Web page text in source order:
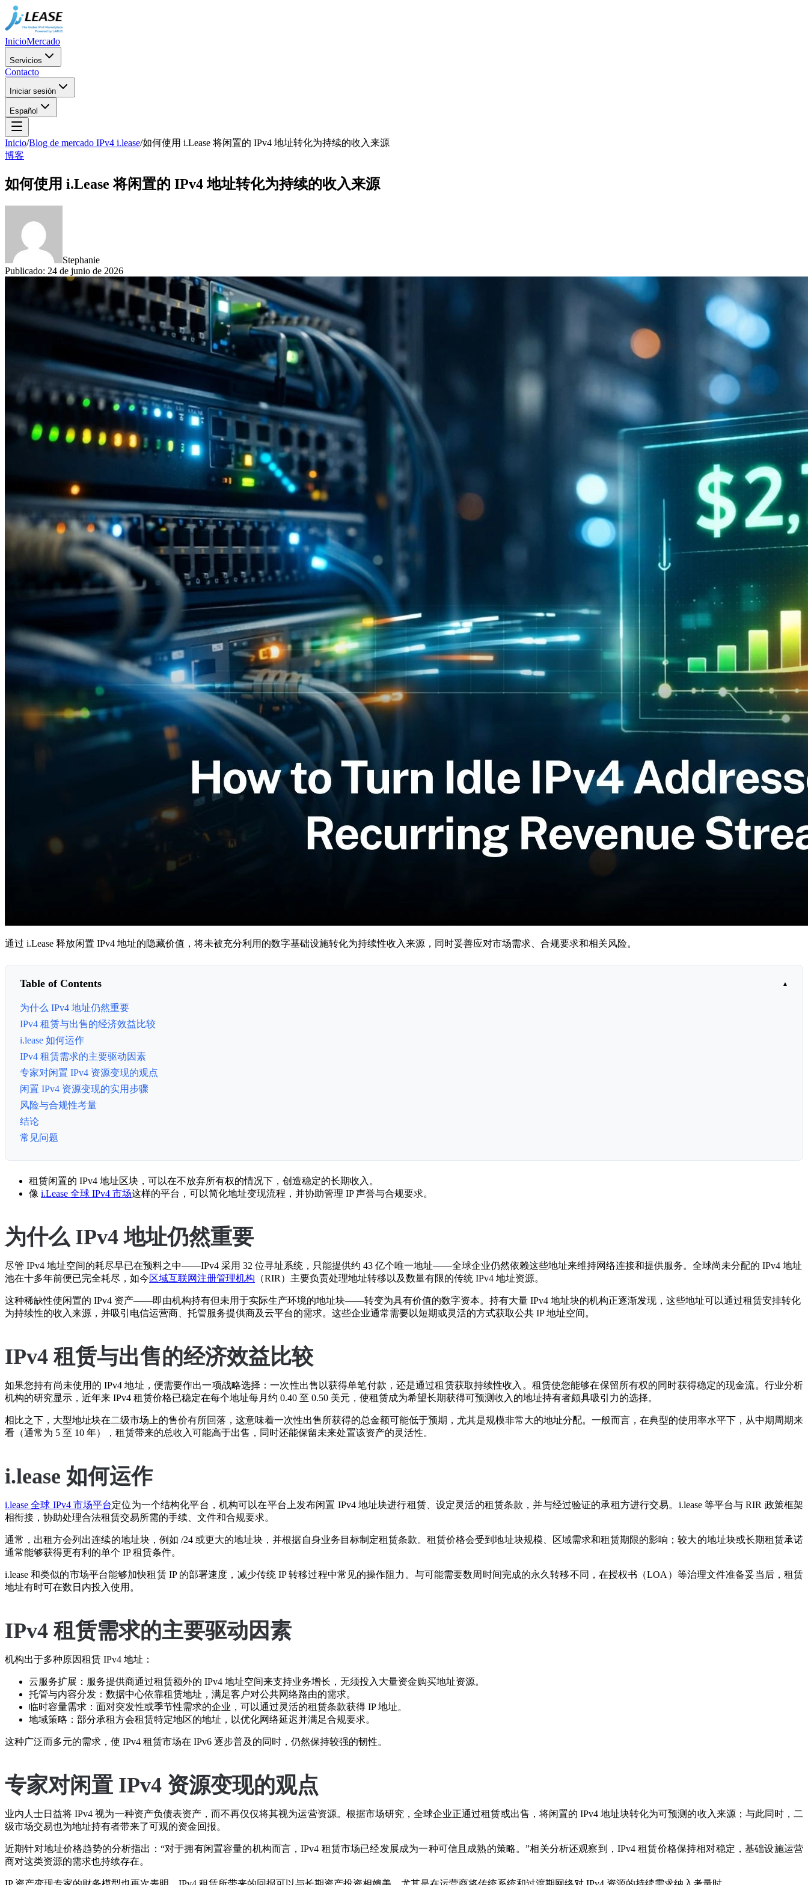
InicioMercado
Servicios
Contacto
Iniciar sesión
Español
Inicio/Blog de mercado IPv4 i.lease/如何使用 i.Lease 将闲置的 IPv4 地址转化为持续的收入来源
博客
如何使用 i.Lease 将闲置的 IPv4 地址转化为持续的收入来源
Stephanie
Publicado: 24 de junio de 2026
通过 i.Lease 释放闲置 IPv4 地址的隐藏价值，将未被充分利用的数字基础设施转化为持续性收入来源，同时妥善应对市场需求、合规要求和相关风险。
Table of Contents
为什么 IPv4 地址仍然重要
IPv4 租赁与出售的经济效益比较
i.lease 如何运作
IPv4 租赁需求的主要驱动因素
专家对闲置 IPv4 资源变现的观点
闲置 IPv4 资源变现的实用步骤
风险与合规性考量
结论
常见问题
租赁闲置的 IPv4 地址区块，可以在不放弃所有权的情况下，创造稳定的长期收入。
像 i.Lease 全球 IPv4 市场这样的平台，可以简化地址变现流程，并协助管理 IP 声誉与合规要求。
为什么 IPv4 地址仍然重要
尽管 IPv4 地址空间的耗尽早已在预料之中——IPv4 采用 32 位寻址系统，只能提供约 43 亿个唯一地址——全球企业仍然依赖这些地址来维持网络连接和提供服务。全球尚未分配的 IPv4 地址
池在十多年前便已完全耗尽，如今区域互联网注册管理机构 （RIR）主要负责处理地址转移以及数量有限的传统 IPv4 地址资源。
这种稀缺性使闲置的 IPv4 资产——即由机构持有但未用于实际生产环境的地址块——转变为具有价值的数字资本。持有大量 IPv4 地址块的机构正逐渐发现，这些地址可以通过租赁安排转化
为持续性的收入来源，并吸引电信运营商、托管服务提供商及云平台的需求。这些企业通常需要以短期或灵活的方式获取公共 IP 地址空间。
IPv4 租赁与出售的经济效益比较
如果您持有尚未使用的 IPv4 地址，便需要作出一项战略选择：一次性出售以获得单笔付款，还是通过租赁获取持续性收入。租赁使您能够在保留所有权的同时获得稳定的现金流。行业分析
机构的研究显示，近年来 IPv4 租赁价格已稳定在每个地址每月约 0.40 至 0.50 美元，使租赁成为希望长期获得可预测收入的地址持有者颇具吸引力的选择。
相比之下，大型地址块在二级市场上的售价有所回落，这意味着一次性出售所获得的总金额可能低于预期，尤其是规模非常大的地址分配。一般而言，在典型的使用率水平下，从中期周期来
看（通常为 5 至 10 年），租赁带来的总收入可能高于出售，同时还能保留未来处置该资产的灵活性。
i.lease 如何运作
i.lease 全球 IPv4 市场平台定位为一个结构化平台，机构可以在平台上发布闲置 IPv4 地址块进行租赁、设定灵活的租赁条款，并与经过验证的承租方进行交易。i.lease 等平台与 RIR 政策框架
相衔接，协助处理合法租赁交易所需的手续、文件和合规要求。
通常，出租方会列出连续的地址块，例如 /24 或更大的地址块，并根据自身业务目标制定租赁条款。租赁价格会受到地址块规模、区域需求和租赁期限的影响；较大的地址块或长期租赁承诺
通常能够获得更有利的单个 IP 租赁条件。
i.lease 和类似的市场平台能够加快租赁 IP 的部署速度，减少传统 IP 转移过程中常见的操作阻力。与可能需要数周时间完成的永久转移不同，在授权书（LOA）等治理文件准备妥当后，租赁
地址有时可在数日内投入使用。
IPv4 租赁需求的主要驱动因素
机构出于多种原因租赁 IPv4 地址：
云服务扩展：服务提供商通过租赁额外的 IPv4 地址空间来支持业务增长，无须投入大量资金购买地址资源。
托管与内容分发：数据中心依靠租赁地址，满足客户对公共网络路由的需求。
临时容量需求：面对突发性或季节性需求的企业，可以通过灵活的租赁条款获得 IP 地址。
地域策略：部分承租方会租赁特定地区的地址，以优化网络延迟并满足合规要求。
这种广泛而多元的需求，使 IPv4 租赁市场在 IPv6 逐步普及的同时，仍然保持较强的韧性。
专家对闲置 IPv4 资源变现的观点
业内人士日益将 IPv4 视为一种资产负债表资产，而不再仅仅将其视为运营资源。根据市场研究，全球企业正通过租赁或出售，将闲置的 IPv4 地址块转化为可预测的收入来源；与此同时，二
级市场交易也为地址持有者带来了可观的资金回报。
近期针对地址价格趋势的分析指出：“对于拥有闲置容量的机构而言，IPv4 租赁市场已经发展成为一种可信且成熟的策略。”相关分析还观察到，IPv4 租赁价格保持相对稳定，基础设施运营
商对这类资源的需求也持续存在。